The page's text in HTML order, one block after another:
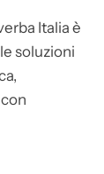
Italia è
soluzioni